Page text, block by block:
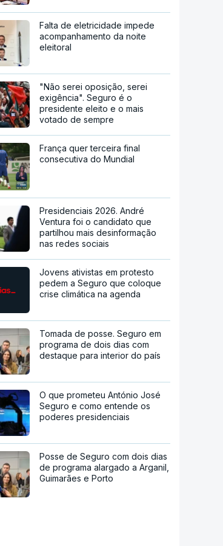
Falta de eletricidade impede
acompanhamento da noite
eleitoral
"Não serei oposição, serei
exigência". Seguro é o
presidente eleito e o mais
votado de sempre
França quer terceira final
consecutiva do Mundial
Presidenciais 2026. André
Ventura foi o candidato que
partilhou mais desinformação
nas redes sociais
Jovens ativistas em protesto
pedem a Seguro que coloque
crise climática na agenda
Tomada de posse. Seguro em
programa de dois dias com
destaque para interior do país
O que prometeu António José
Seguro e como entende os
poderes presidenciais
Posse de Seguro com dois dias
de programa alargado a Arganil,
Guimarães e Porto